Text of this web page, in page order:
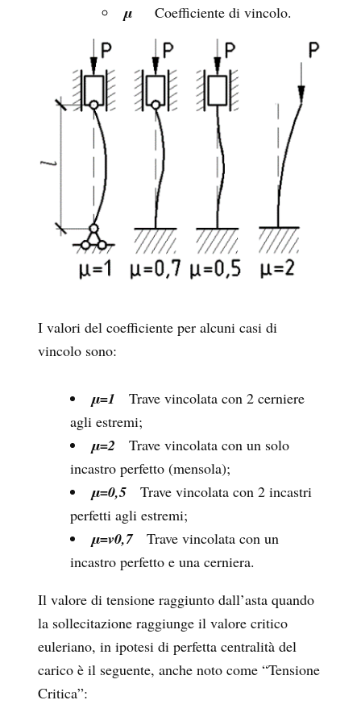
μ Coefficiente di vincolo.
I valori del coefficiente per alcuni casi di
vincolo sono:
μ=1 Trave vincolata con 2 cerniere
agli estremi;
μ=2 Trave vincolata con un solo
incastro perfetto (mensola);
μ=0,5 Trave vincolata con 2 incastri
perfetti agli estremi;
μ=v0,7
Trave vincolata con un
incastro perfetto e una cerniera.
Il valore di tensione raggiunto dall’asta quando
la sollecitazione raggiunge il valore critico
euleriano, in ipotesi di perfetta centralità del
carico è il seguente, anche noto come “Tensione
Critica”: